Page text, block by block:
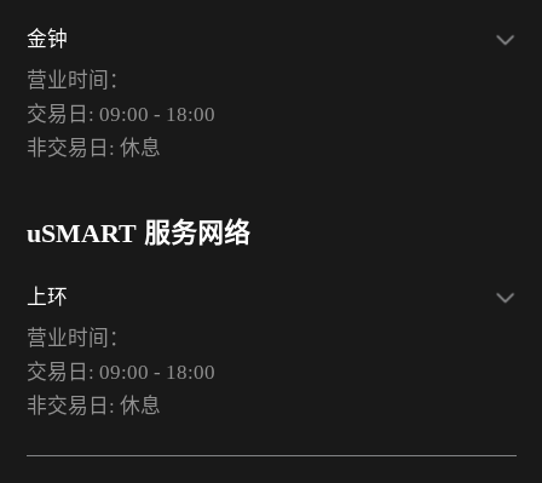
金钟
营业时间：
交易日: 09:00 - 18:00
非交易日: 休息
uSMART 服务网络
上环
营业时间：
交易日: 09:00 - 18:00
非交易日: 休息